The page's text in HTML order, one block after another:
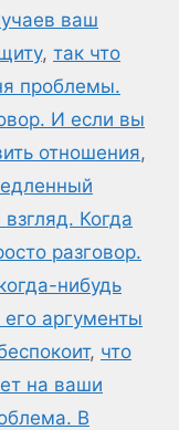
ваш
, так что
проблемы.
И если вы
отношения,
Когда
разговор.
нибудь
аргументы
, что
на ваши
В